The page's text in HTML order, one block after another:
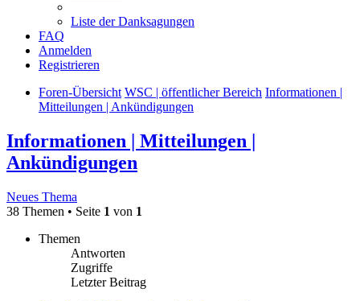
Liste der Danksagungen
FAQ
Anmelden
Registrieren
Foren-Übersicht WSC | öffentlicher Bereich Informationen |
Mitteilungen | Ankündigungen
Informationen | Mitteilungen |
Ankündigungen
Neues Thema
38 Themen • Seite 1 von 1
Themen
Antworten
Zugriffe
Letzter Beitrag